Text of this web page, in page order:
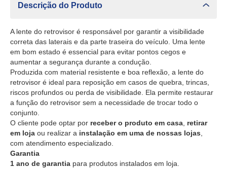
Descrição do Produto
A lente do retrovisor é responsável por garantir a visibilidade
correta das laterais e da parte traseira do veículo. Uma lente
em bom estado é essencial para evitar pontos cegos e
aumentar a segurança durante a condução.
Produzida com material resistente e boa reflexão, a lente do
retrovisor é ideal para reposição em casos de quebra, trincas,
riscos profundos ou perda de visibilidade. Ela permite restaurar
a função do retrovisor sem a necessidade de trocar todo o
conjunto.
O cliente pode optar por receber o produto em casa retirar
em loja ou realizar a instalação em uma de nossas lojas
com atendimento especializado.
Garantia
1 ano de garantia para produtos instalados em loja.